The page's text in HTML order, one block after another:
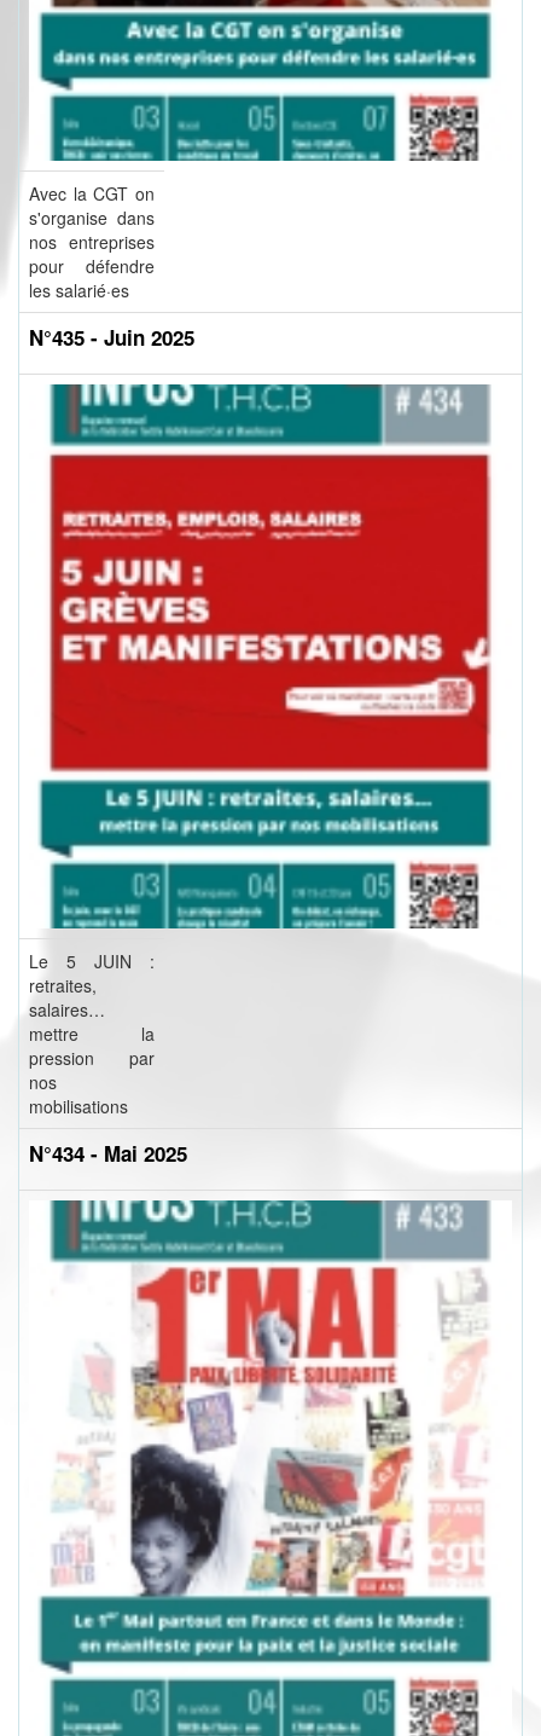
Avec la CGT on
s'organise dans
nos entreprises
pour défendre
les salarié·es
N°435 - Juin 2025
Le 5 JUIN :
retraites,
salaires…
mettre la
pression par
nos
mobilisations
N°434 - Mai 2025